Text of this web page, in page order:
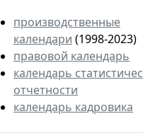
производственные
календари (1998-2023)
правовой календарь
календарь
отчетности
календарь кадровика